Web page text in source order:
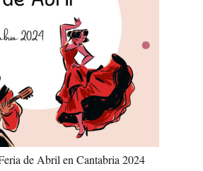
de Abril en Cantabria 2024